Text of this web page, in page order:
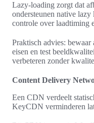
Lazy-loading zorgt dat
ondersteunen native
controle over laadtiming
Praktisch advies:
eisen en test
verbeteren zonder
Content Delivery
Een CDN verdeelt
KeyCDN verminderen